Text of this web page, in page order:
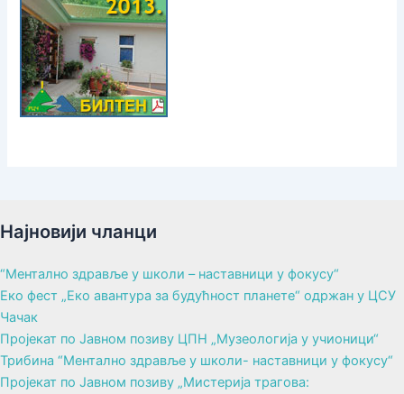
Најновији чланци
“Ментално здравље у школи – наставници у фокусу“
Еко фест „Еко авантура за будућност планете“ одржан у ЦСУ
Чачак
Пројекат по Јавном позиву ЦПН „Музеологија у учионици“
Трибина “Ментално здравље у школи- наставници у фокусу“
Пројекат по Јавном позиву „Мистерија трагова: